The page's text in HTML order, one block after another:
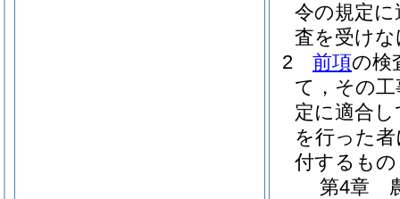
令の規定
査を受け
2
前項の検
て，その
定に適合
を行った
付するも
第4章